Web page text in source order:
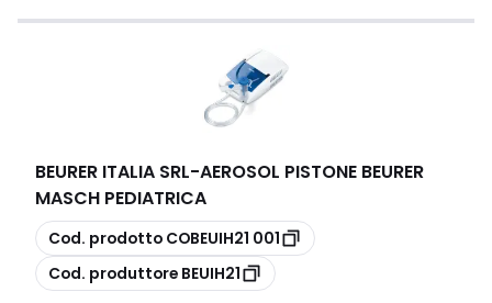
BEURER ITALIA SRL-AEROSOL PISTONE BEURER
MASCH PEDIATRICA
copia
Cod. prodotto
COBEUIH21 001
copia
Cod. produttore BEUIH21